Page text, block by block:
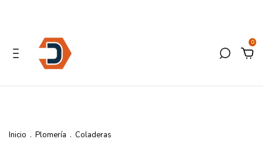
0
Inicio . Plomería . Coladeras